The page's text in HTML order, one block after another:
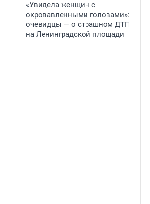
«Увидела женщин с
окровавленными головами»:
очевидцы — о страшном ДТП
на Ленинградской площади